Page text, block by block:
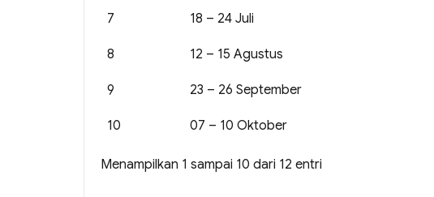
7 18 – 24 Juli
8 12 – 15 Agustus
9 23 – 26 September
10 07 – 10 Oktober
Menampilkan 1 sampai 10 dari 12 entri